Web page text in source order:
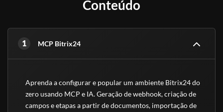
Conteúdo
1 MCP Bitrix24
Aprenda a configurar e popular um ambiente Bitrix24 do
zero usando MCP e IA. Geração de webhook, criação de
campos e etapas a partir de documentos, importação de